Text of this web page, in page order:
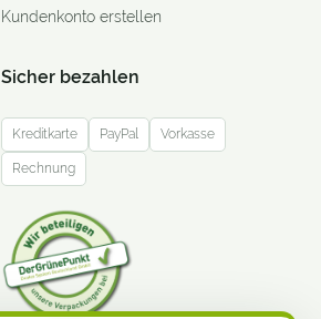
Kundenkonto erstellen
Sicher bezahlen
Kreditkarte PayPal Vorkasse
Rechnung